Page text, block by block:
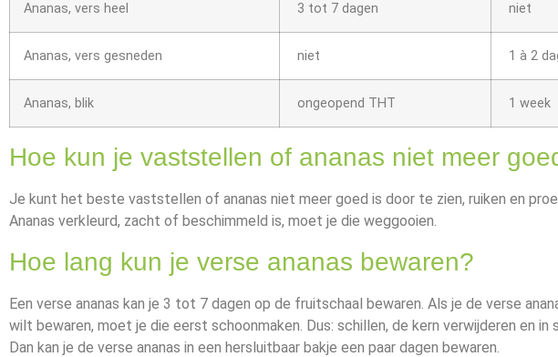
Ananas, vers heel 3 tot 7 dagen niet
Ananas, vers gesneden niet 1 à 2
Ananas, blik ongeopend THT 1 week
Hoe kun je vaststellen of ananas niet meer
Je kunt het beste vaststellen of ananas niet meer goed is door te zien, ruiken en
Ananas verkleurd, zacht of beschimmeld is, moet je die weggooien.
Hoe lang kun je verse ananas bewaren?
Een verse ananas kan je 3 tot 7 dagen op de fruitschaal bewaren. Als je de verse
wilt bewaren, moet je die eerst schoonmaken. Dus: schillen, de kern verwijderen en in
Dan kan je de verse ananas in een hersluitbaar bakje een paar dagen bewaren.